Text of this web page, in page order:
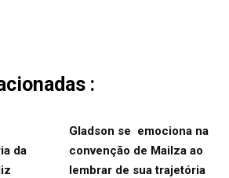
:
da
Gladson se emociona na
convenção de Mailza ao
lembrar de sua trajetória